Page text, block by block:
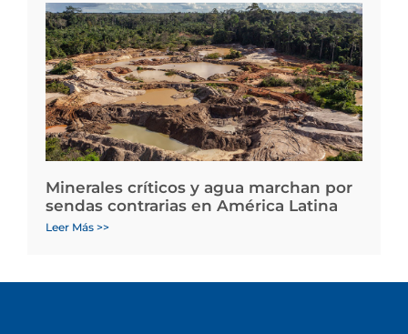
Minerales críticos y agua marchan por
sendas contrarias en América Latina
Leer Más >>